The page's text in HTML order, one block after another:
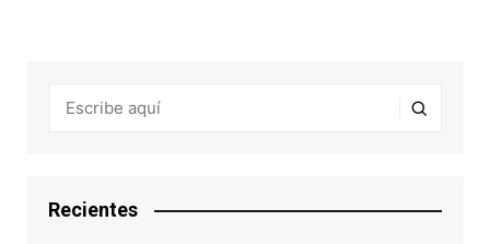
Recientes